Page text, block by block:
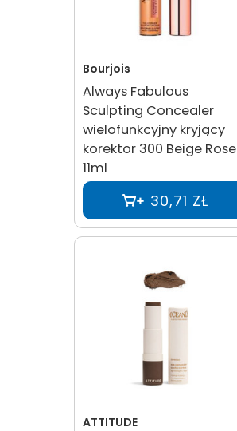
Bourjois
Always Fabulous
Sculpting Concealer
wielofunkcyjny kryjący
korektor 300 Beige Rose
11ml
30,71 ZŁ
ATTITUDE